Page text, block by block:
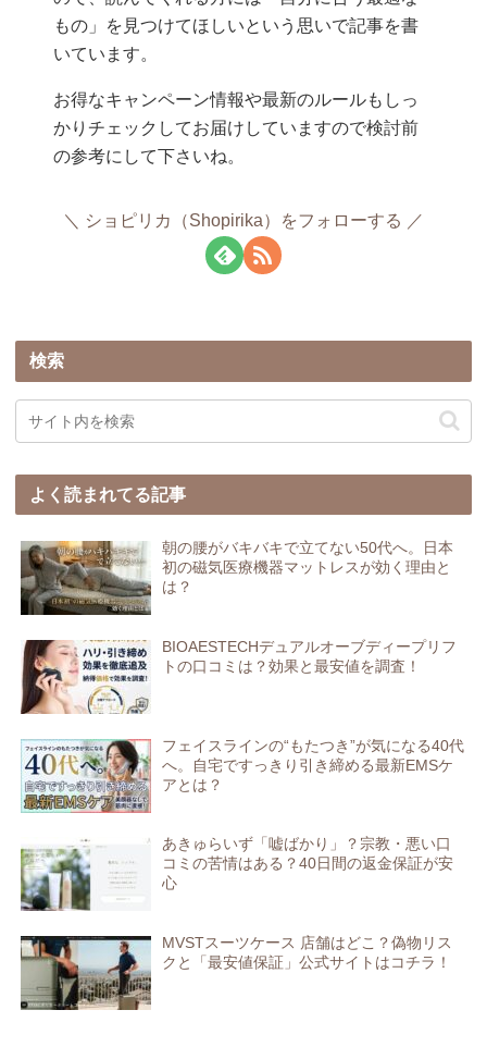
もの」を見つけてほしいという思いで記事を書
いています。
お得なキャンペーン情報や最新のルールもしっ
かりチェックしてお届けしていますので検討前
の参考にして下さいね。
ショピリカ（Shopirika）をフォローする
検索
よく読まれてる記事
朝の腰がバキバキで立てない50代へ。日本
初の磁気医療機器マットレスが効く理由と
は？
BIOAESTECHデュアルオーブディープリフ
トの口コミは？効果と最安値を調査！
フェイスラインの“もたつき”が気になる40代
へ。自宅ですっきり引き締める最新EMSケ
アとは？
あきゅらいず「嘘ばかり」？宗教・悪い口
コミの苦情はある？40日間の返金保証が安
心
MVSTスーツケース 店舗はどこ？偽物リス
クと「最安値保証」公式サイトはコチラ！